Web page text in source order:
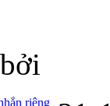
riêng